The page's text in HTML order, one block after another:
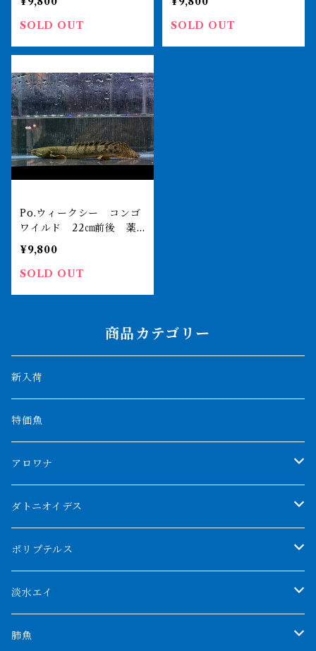
SOLD OUT
SOLD OUT
Po.ウィークシー コンゴ
ワイルド 22㎝前後 薬
浴完了済
¥9,800
SOLD OUT
商品カテゴリー
新入荷
特価魚
アロワナ
クンパイ
アブソリュートレッド
AGUS スーパーレッドF4
特殊アロワナ
ダトニオイデス
シャムタイガー
特殊ダトニオ
ダトニオプラスワン
ポリプテルス
モンスターポリプ
特殊ポリプ
淡水エイ
シナガワダイヤ
肺魚